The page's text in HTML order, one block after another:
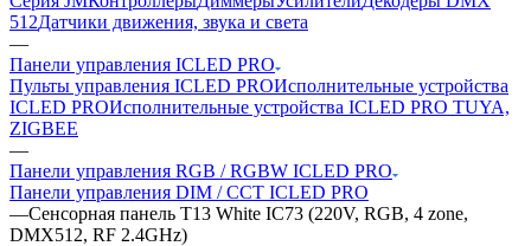
512Датчики движения, звука и света
—
Панели управления ICLED PRO
Пульты управления ICLED PROИсполнительные устройства
ICLED PROИсполнительные устройства ICLED PRO TUYA,
ZIGBEE
—
Панели управления RGB / RGBW ICLED PRO
Панели управления DIM / CCT ICLED PRO
—Сенсорная панель T13 White IC73 (220V, RGB, 4 zone,
DMX512, RF 2.4GHz)